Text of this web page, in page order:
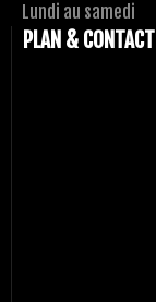
Lundi au samedi
PLAN & CONTACT